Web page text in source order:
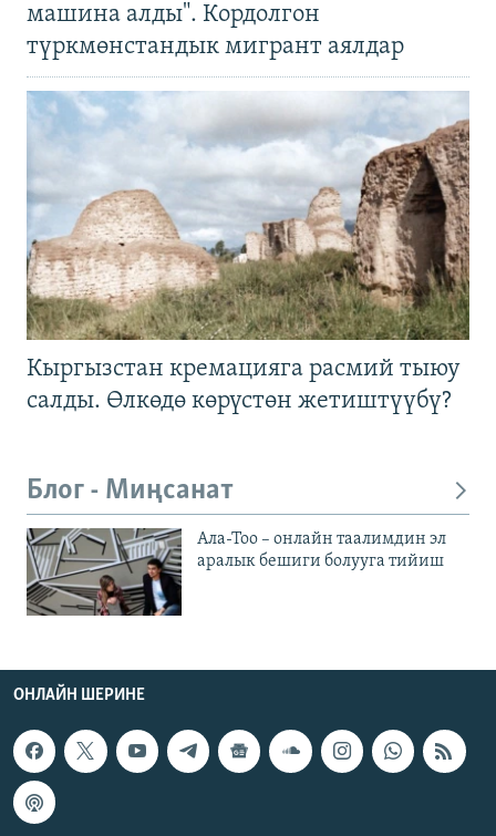
машина алды". Кордолгон
түркмөнстандык мигрант аялдар
Кыргызстан кремацияга расмий тыюу
салды. Өлкөдө көрүстөн жетиштүүбү?
Блог - Миңсанат
Ала-Тоо – онлайн таалимдин эл
аралык бешиги болууга тийиш
ОНЛАЙН ШЕРИНЕ